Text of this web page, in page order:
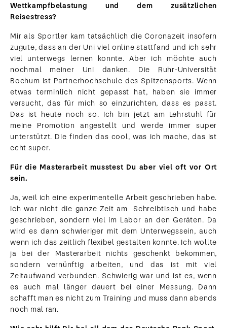
Wettkampfbelastung und dem zusätzlichen
Reisestress?
Mir als Sportler kam tatsächlich die Coronazeit insofern
zugute, dass an der Uni viel online stattfand und ich sehr
viel unterwegs lernen konnte. Aber ich möchte auch
nochmal meiner Uni danken. Die Ruhr-Universität
Bochum ist Partnerhochschule des Spitzensports. Wenn
etwas terminlich nicht gepasst hat, haben sie immer
versucht, das für mich so einzurichten, dass es passt.
Das ist heute noch so. Ich bin jetzt am Lehrstuhl für
meine Promotion angestellt und werde immer super
unterstützt. Die finden das cool, was ich mache, das ist
echt super.
Für die Masterarbeit musstest Du aber viel oft vor Ort
sein.
Ja, weil ich eine experimentelle Arbeit geschrieben habe.
Ich war nicht die ganze Zeit am Schreibtisch und habe
geschrieben, sondern viel im Labor an den Geräten. Da
wird es dann schwieriger mit dem Unterwegssein, auch
wenn ich das zeitlich flexibel gestalten konnte. Ich wollte
ja bei der Masterarbeit nichts geschenkt bekommen,
sondern vernünftig arbeiten, und das ist mit viel
Zeitaufwand verbunden. Schwierig war und ist es, wenn
es auch mal länger dauert bei einer Messung. Dann
schafft man es nicht zum Training und muss dann abends
noch mal ran.